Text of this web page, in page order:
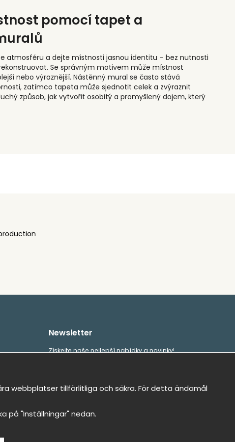
pomocí tapet a
atmosféru a dejte místnosti jasnou identitu – bez nutnosti
Se správným motivem může místnost
nebo výraznější. Nástěnný mural se často stává
zatímco tapeta může sjednotit celek a zvýraznit
způsob, jak vytvořit osobitý a promyšlený dojem, který
Newsletter
Získejte naše nejlepší nabídky a novinky!
adresa
webbplatser tillförlitliga och säkra. För detta ändamål
på "Inställningar" nedan.